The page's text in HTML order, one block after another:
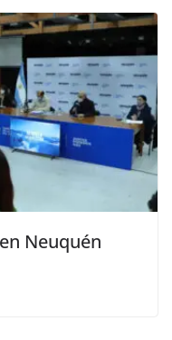
Neuquén